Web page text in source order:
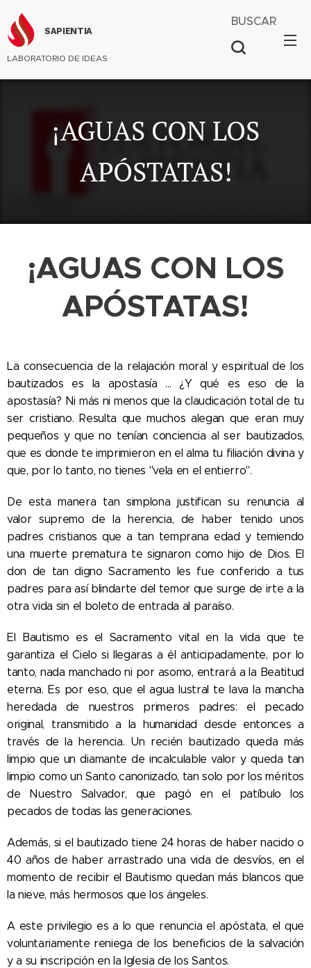
SAPIENTIA
LABORATORIO DE IDEAS
BUSCAR
¡AGUAS CON LOS
APÓSTATAS!
¡AGUAS CON LOS
APÓSTATAS!
La consecuencia de la relajación moral y espiritual de los
bautizados es la apostasía ... ¿Y qué es eso de la
apostasía? Ni más ni menos que la claudicación total de tu
ser cristiano. Resulta que muchos alegan que eran muy
pequeños y que no tenían conciencia al ser bautizados,
que es donde te imprimieron en el alma tu filiación divina y
que, por lo tanto, no tienes "vela en el entierro".
De esta manera tan simplona justifican su renuncia al
valor supremo de la herencia, de haber tenido unos
padres cristianos que a tan temprana edad y temiendo
una muerte prematura te signaron como hijo de Dios. El
don de tan digno Sacramento les fue conferido a tus
padres para así blindarte del temor que surge de irte a la
otra vida sin el boleto de entrada al paraíso.
El Bautismo es el Sacramento vital en la vida que te
garantiza el Cielo si llegaras a él anticipadamente, por lo
tanto, nada manchado ni por asomo, entrará a la Beatitud
eterna. Es por eso, que el agua lustral te lava la mancha
heredada de nuestros primeros padres: el pecado
original, transmitido a la humanidad desde entonces a
través de la herencia. Un recién bautizado queda más
limpio que un diamante de incalculable valor y queda tan
limpio como un Santo canonizado, tan solo por los méritos
de Nuestro Salvador, que pagó en el patíbulo los
pecados de todas las generaciones.
Además, si el bautizado tiene 24 horas de haber nacido o
40 años de haber arrastrado una vida de desvíos, en el
momento de recibir el Bautismo quedan más blancos que
la nieve, más hermosos que los ángeles.
A este privilegio es a lo que renuncia el apóstata, el que
voluntariamente reniega de los beneficios de la salvación
y a su inscripción en la Iglesia de los Santos.